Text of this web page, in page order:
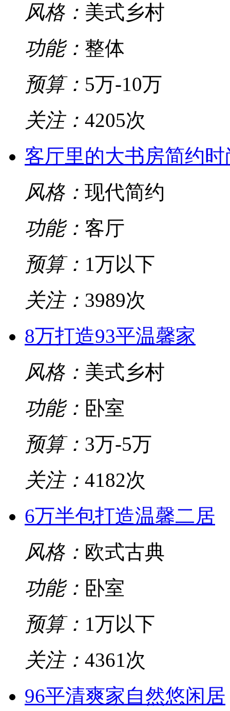
风格： 美式乡村
功能： 整体
预算： 5万-10万
关注： 4205次
客厅里的大书房简约时
风格： 现代简约
功能： 客厅
预算： 1万以下
关注： 3989次
8万打造93平温馨家
风格： 美式乡村
功能： 卧室
预算： 3万-5万
关注： 4182次
6万半包打造温馨二居
风格： 欧式古典
功能： 卧室
预算： 1万以下
关注： 4361次
96平清爽家自然悠闲居